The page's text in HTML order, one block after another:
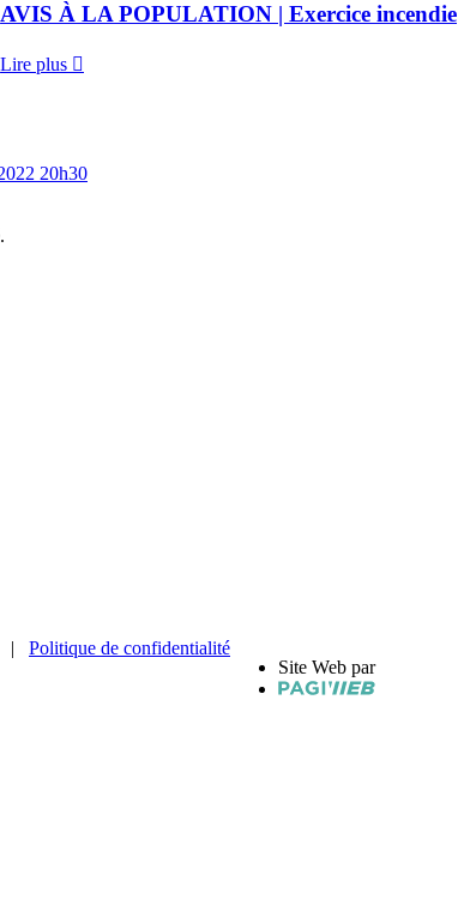
AVIS À LA POPULATION | Exercice incendie
Lire plus
20h30
| Politique de confidentialité
Site Web par